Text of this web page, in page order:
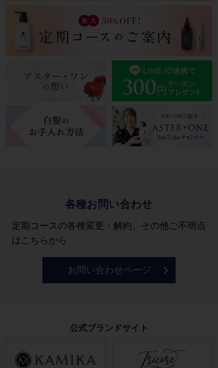
各種お問い合わせ
定期コースの各種変更・解約、その他ご不明点
はこちらから
お問い合わせページ
公式ブランドサイト